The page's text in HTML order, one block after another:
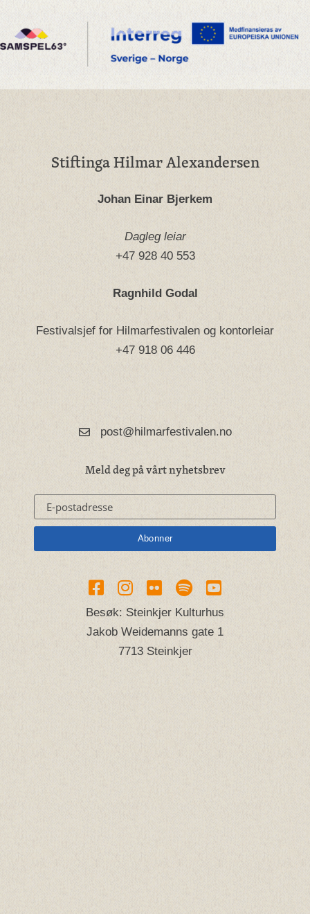
Stiftinga Hilmar Alexandersen
Johan Einar Bjerkem
Dagleg leiar
+47 928 40 553
Ragnhild Godal
Festivalsjef for Hilmarfestivalen og kontorleiar
+47 918 06 446
post@hilmarfestivalen.no
Meld deg på vårt nyhetsbrev
Besøk: Steinkjer Kulturhus
Jakob Weidemanns gate 1
7713 Steinkjer